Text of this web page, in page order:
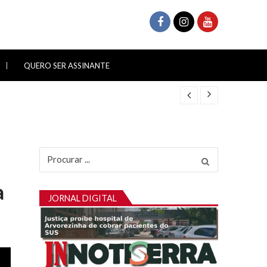
QUERO SER ASSINANTE
por:
JORNAL DIGITAL